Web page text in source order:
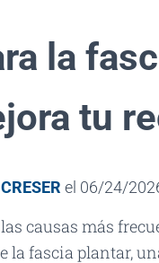
la
tu
el 06/24/
causas más
fascia plantar,